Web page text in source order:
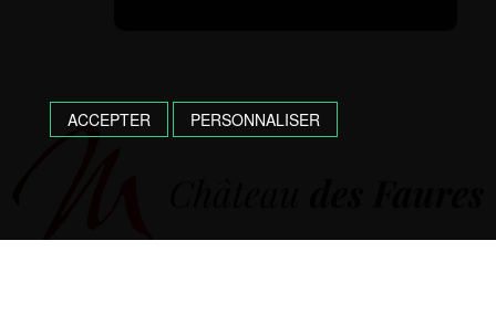
ACCEPTER PERSONNALISER